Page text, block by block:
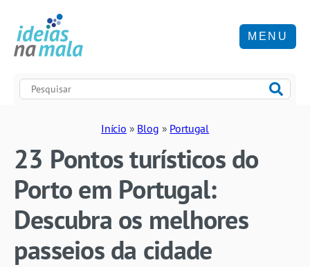
MENU
Início » Blog » Portugal
23 Pontos turísticos do
Porto em Portugal:
Descubra os melhores
passeios da cidade